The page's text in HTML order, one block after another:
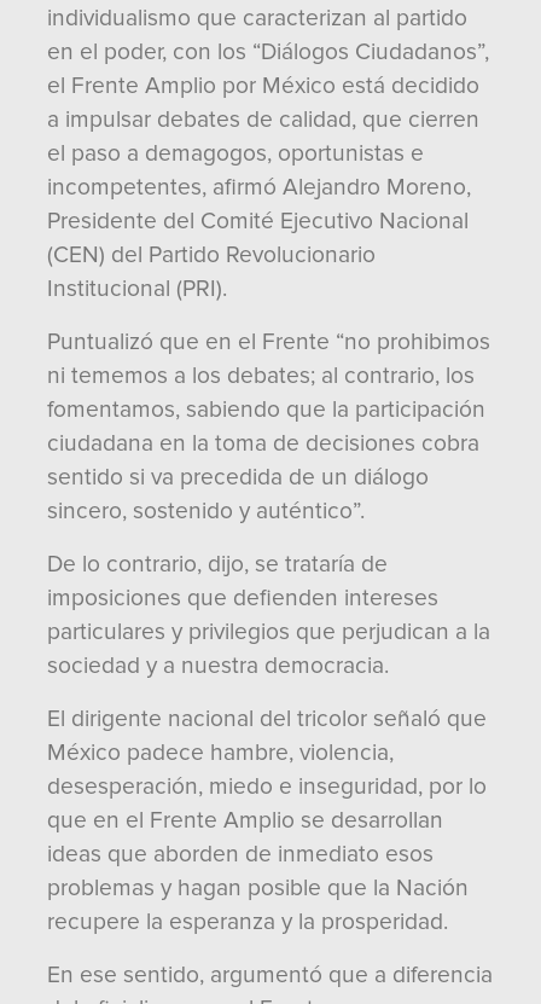
individualismo que caracterizan al partido
en el poder, con los “Diálogos Ciudadanos”,
el Frente Amplio por México está decidido
a impulsar debates de calidad, que cierren
el paso a demagogos, oportunistas e
incompetentes, afirmó Alejandro Moreno,
Presidente del Comité Ejecutivo Nacional
(CEN) del Partido Revolucionario
Institucional (PRI).
Puntualizó que en el Frente “no prohibimos
ni tememos a los debates; al contrario, los
fomentamos, sabiendo que la participación
ciudadana en la toma de decisiones cobra
sentido si va precedida de un diálogo
sincero, sostenido y auténtico”.
De lo contrario, dijo, se trataría de
imposiciones que defienden intereses
particulares y privilegios que perjudican a la
sociedad y a nuestra democracia.
El dirigente nacional del tricolor señaló que
México padece hambre, violencia,
desesperación, miedo e inseguridad, por lo
que en el Frente Amplio se desarrollan
ideas que aborden de inmediato esos
problemas y hagan posible que la Nación
recupere la esperanza y la prosperidad.
En ese sentido, argumentó que a diferencia